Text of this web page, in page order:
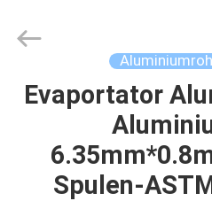
HAUS
PRODUKTE
Tube
Reserved.Evaportator
Spulen-